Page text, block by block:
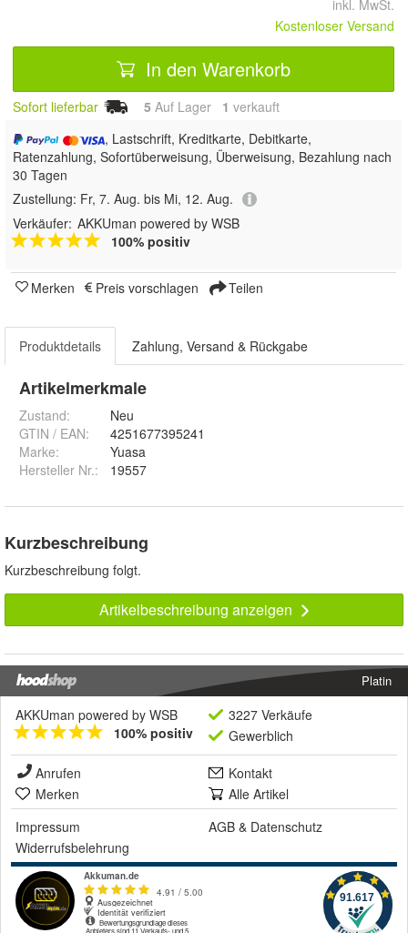
inkl. MwSt.
Kostenloser Versand
In den Warenkorb
Sofort lieferbar 5 Auf Lager 1 verkauft
, Lastschrift, Kreditkarte, Debitkarte,
Ratenzahlung, Sofortüberweisung, Überweisung, Bezahlung nach
30 Tagen
Zustellung: Fr, 7. Aug. bis Mi, 12. Aug.
Verkäufer: AKKUman powered by WSB
100% positiv
Merken Preis vorschlagen Teilen
Produktdetails Zahlung, Versand & Rückgabe
Artikelmerkmale
Zustand:
Neu
GTIN / EAN:
4251677395241
Marke:
Yuasa
Hersteller Nr.:
19557
Kurzbeschreibung
Kurzbeschreibung folgt.
Artikelbeschreibung anzeigen
Platin
AKKUman powered by WSB
100% positiv
3227 Verkäufe
Gewerblich
Anrufen
Kontakt
Merken
Alle Artikel
Impressum
AGB & Datenschutz
Widerrufsbelehrung